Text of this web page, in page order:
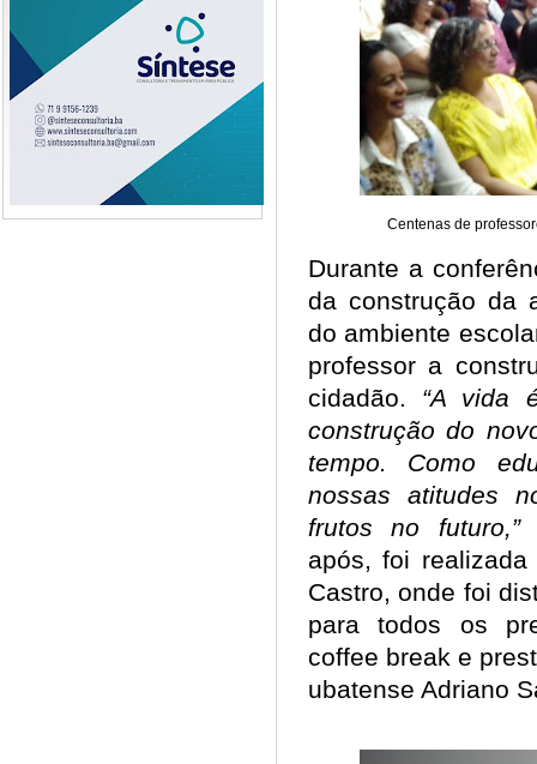
Centenas de
Durante a
da construção da
do ambiente
professor a
cidadão. “A vida
construção do
tempo. Como
nossas atitudes
frutos no
após, foi
Castro, onde foi
para todos os
coffee break e
ubatense Adriano